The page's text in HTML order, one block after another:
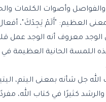
وأصوات الكلمات
العظيم: "أَلَمْ يَجِدْكَ"،
الوجد معروف أنه الوجد عمل
اللمسة الحانية العظيمة
الله جل شأنه بمعنى اليتم،
كثيرًا في كتاب الله،